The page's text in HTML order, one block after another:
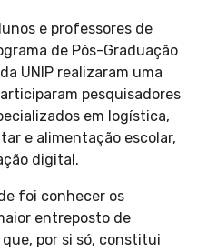
e professores de
de Pós-Graduação
UNIP realizaram uma
pesquisadores
em logística,
e alimentação escolar,
digital.
foi conhecer os
entreposto de
por si só, constitui